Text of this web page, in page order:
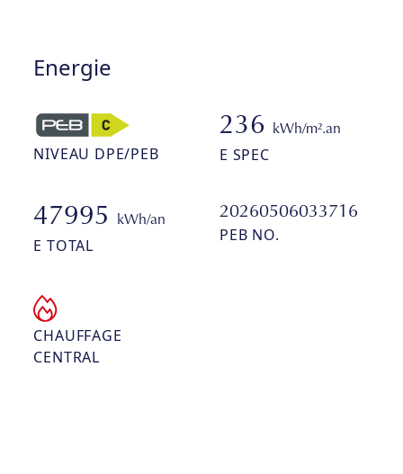
Energie
NIVEAU DPE/PEB
236 kWh/m².an
E SPEC
47995 kWh/an
E TOTAL
20260506033716
PEB NO.
CHAUFFAGE
CENTRAL